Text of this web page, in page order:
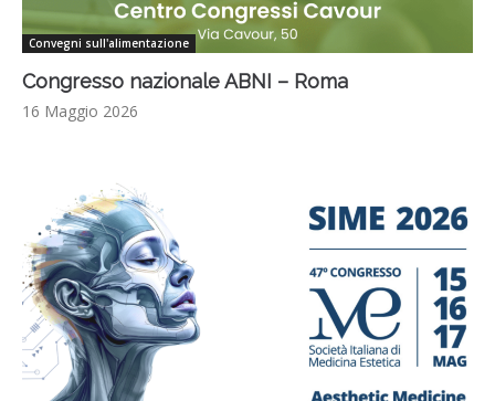
Convegni sull'alimentazione
Congresso nazionale ABNI – Roma
16 Maggio 2026